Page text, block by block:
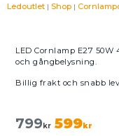
Ledoutlet | Shop |
LED Cornlamp E27
och gångbelysning.
Billig frakt och snabb
799kr 599kr